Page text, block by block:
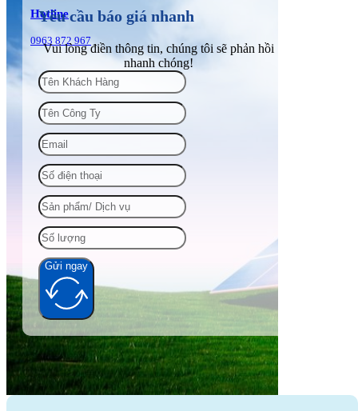
Hotline
0963 872 967
Yêu cầu báo giá nhanh
Vui lòng điền thông tin, chúng tôi sẽ phản hồi
nhanh chóng!
Gửi ngay